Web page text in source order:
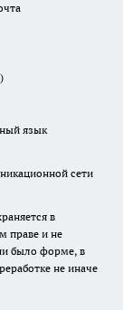
язык
сети
в
праве и не
было форме, в
не иначе